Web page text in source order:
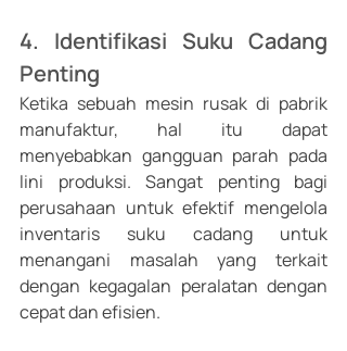
4. Identifikasi Suku Cadang
Penting
Ketika sebuah mesin rusak di pabrik
manufaktur, hal itu dapat
menyebabkan gangguan parah pada
lini produksi. Sangat penting bagi
perusahaan untuk efektif mengelola
inventaris suku cadang untuk
menangani masalah yang terkait
dengan kegagalan peralatan dengan
cepat dan efisien.